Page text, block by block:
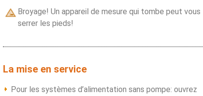
Broyage! Un appareil de mesure qui tombe peut vous
serrer les pieds!
La mise en service
Pour les systèmes d’alimentation sans pompe: ouvrez